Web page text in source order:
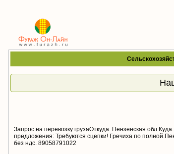
Запрос на перевозку грузаОткуда: Пензенская
предложения: Требуются сцепки! Гречиха по
без ндс. 89058791022